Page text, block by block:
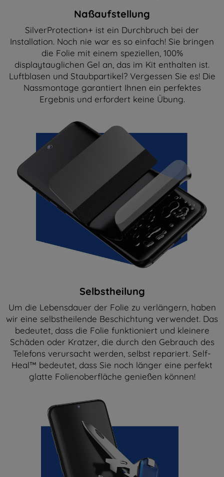
Naßaufstellung
SilverProtection+ ist ein Durchbruch bei der
Installation. Noch nie war es so einfach! Sie bringen
die Folie mit einem speziellen, 100%
displaytauglichen Gel an, das im Kit enthalten ist.
Luftblasen und Staubpartikel? Vergessen Sie es! Die
Nassmontage garantiert Ihnen ein perfektes
Ergebnis und erfordert keine Übung.
Selbstheilung
Um die Lebensdauer der Folie zu verlängern, haben
wir eine selbstheilende Beschichtung verwendet. Das
bedeutet, dass die Folie funktioniert und kleinere
Schäden oder Kratzer, die durch den Gebrauch des
Telefons verursacht werden, selbst repariert. Self-
Heal™ bedeutet, dass Sie noch länger eine perfekt
glatte Folienoberfläche genießen können!